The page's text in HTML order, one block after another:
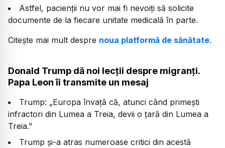
Astfel, pacienții nu vor mai fi nevoiți să solicite
documente de la fiecare unitate medicală în parte.
Citește mai mult despre noua platformă de sănătate.
Donald Trump dă noi lecții despre migranți.
Papa Leon îi transmite un mesaj
Trump: „Europa învaţă că, atunci când primeşti
infractori din Lumea a Treia, devii o ţară din Lumea a
Treia.”
Trump și-a atras numeroase critici din acestă